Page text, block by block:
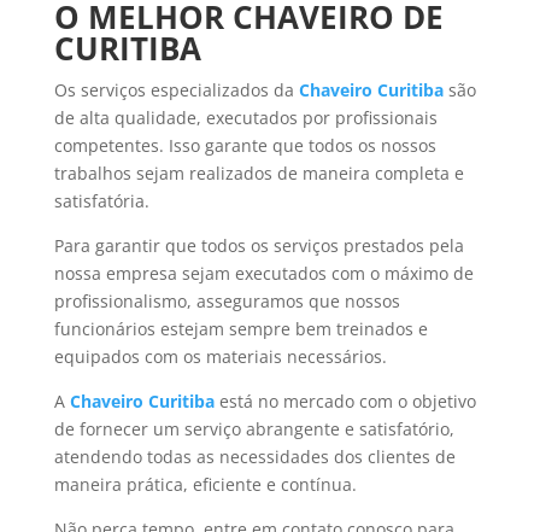
O MELHOR CHAVEIRO DE
CURITIBA
Os serviços especializados da Chaveiro Curitiba são
de alta qualidade, executados por profissionais
competentes. Isso garante que todos os nossos
trabalhos sejam realizados de maneira completa e
satisfatória.
Para garantir que todos os serviços prestados pela
nossa empresa sejam executados com o máximo de
profissionalismo, asseguramos que nossos
funcionários estejam sempre bem treinados e
equipados com os materiais necessários.
A Chaveiro Curitibaestá no mercado com o objetivo
de fornecer um serviço abrangente e satisfatório,
atendendo todas as necessidades dos clientes de
maneira prática, eficiente e contínua.